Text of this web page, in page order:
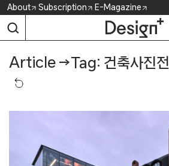
Skip
content
About Subscription E-Magazine
Article →Tag: 건축사진전